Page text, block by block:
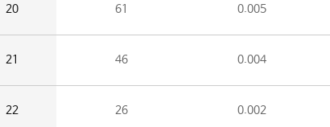
20 61 0.005
21 46 0.004
22 26 0.002